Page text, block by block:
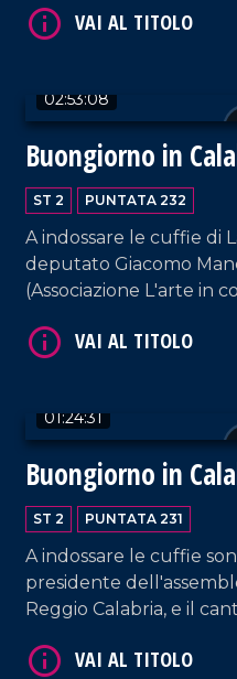
02:53:08
Buongiorno in
ST 2 PUNTATA 232
A indossare le cuffie di
deputato Giacomo
(Associazione L'arte in
01:24:31
Buongiorno in
ST 2 PUNTATA 231
A indossare le cuffie
presidente
Reggio Calabria, e il
VAI AL TITOLO
VAI AL TITOLO
VAI AL TITOLO